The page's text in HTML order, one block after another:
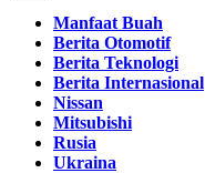
Manfaat Buah
Berita Otomotif
Berita Teknologi
Berita Internasional
Nissan
Mitsubishi
Rusia
Ukraina